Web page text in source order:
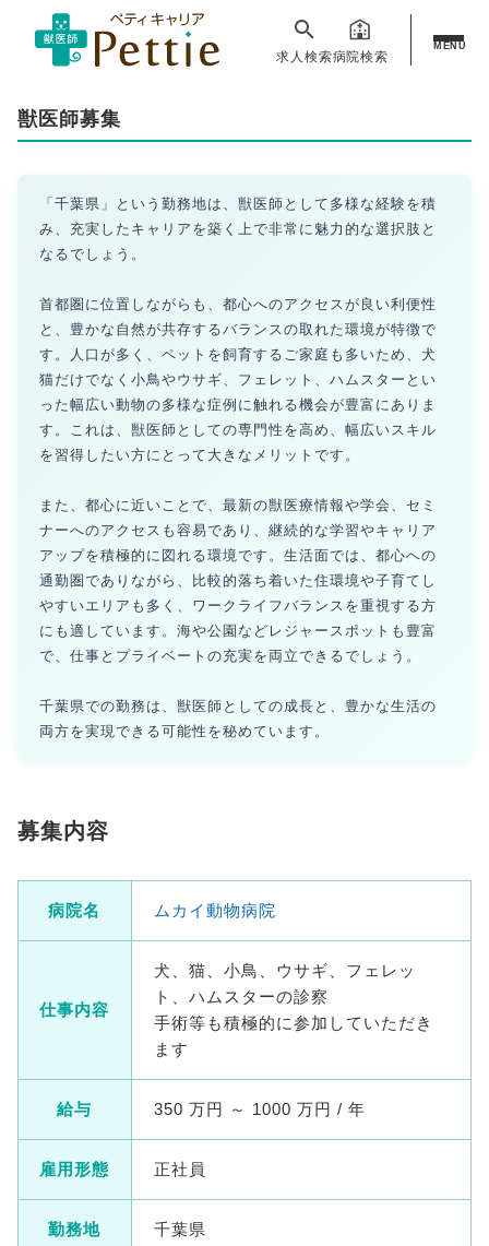
求人検索病院検索
MENU
獣医師募集
「千葉県」という勤務地は、獣医師として多様な経験を積
み、充実したキャリアを築く上で非常に魅力的な選択肢と
なるでしょう。
首都圏に位置しながらも、都心へのアクセスが良い利便性
と、豊かな自然が共存するバランスの取れた環境が特徴で
す。人口が多く、ペットを飼育するご家庭も多いため、犬
猫だけでなく小鳥やウサギ、フェレット、ハムスターとい
った幅広い動物の多様な症例に触れる機会が豊富にありま
す。これは、獣医師としての専門性を高め、幅広いスキル
を習得したい方にとって大きなメリットです。
また、都心に近いことで、最新の獣医療情報や学会、セミ
ナーへのアクセスも容易であり、継続的な学習やキャリア
アップを積極的に図れる環境です。生活面では、都心への
通勤圏でありながら、比較的落ち着いた住環境や子育てし
やすいエリアも多く、ワークライフバランスを重視する方
にも適しています。海や公園などレジャースポットも豊富
で、仕事とプライベートの充実を両立できるでしょう。
千葉県での勤務は、獣医師としての成長と、豊かな生活の
両方を実現できる可能性を秘めています。
募集内容
病院名 ムカイ動物病院
仕事内容
犬、猫、小鳥、ウサギ、フェレッ
ト、ハムスターの診察
手術等も積極的に参加していただき
ます
給与 350 万円 ～ 1000 万円 / 年
雇用形態 正社員
勤務地 千葉県